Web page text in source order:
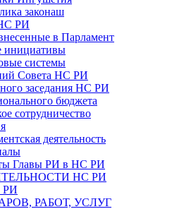
законаш
РИ
в Парламент
инициативы
системы
Совета НС РИ
заседания НС РИ
бюджета
сотрудничество
деятельность
Главы РИ в НС РИ
НС РИ
РИ
РАБОТ, УСЛУГ